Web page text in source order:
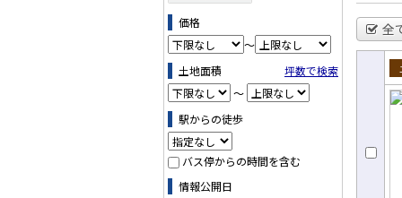
価格
～
土地面積
坪数で検索
～
駅からの徒歩
バス停からの時間を含む
情報公開日
全